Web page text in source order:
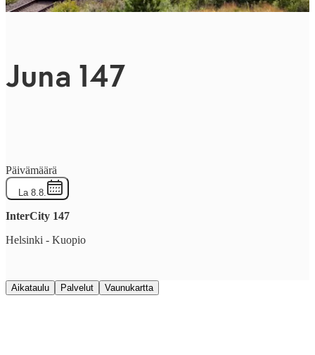
Juna 147
Päivämäärä
La 8.8.
InterCity 147
Helsinki - Kuopio
Aikataulu Palvelut Vaunukartta